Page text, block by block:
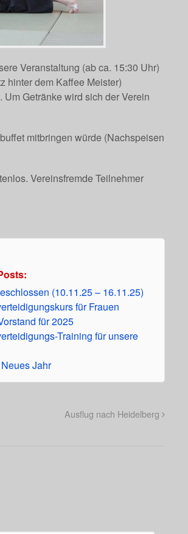
Veranstaltung (ab ca. 15:30 Uhr)
hinter dem Kaffee Meister)
Getränke wird sich der Verein
mitbringen würde (Nachspeisen
Vereinsfremde Teilnehmer
(10.11.25 – 16.11.25)
für Frauen
für 2025
Training für unsere
Jahr
Ausflug nach Heidelberg